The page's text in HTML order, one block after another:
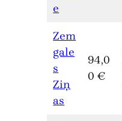
e
Zem
gale
s
Ziņ
as
94,0
0 €